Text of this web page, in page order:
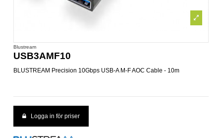
Blustream
USB3AMF10
BLUSTREAM Precision 10Gbps USB-A M-F AOC Cable - 10m
Logga in för priser